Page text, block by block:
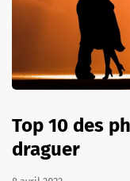
Top 10 des
draguer